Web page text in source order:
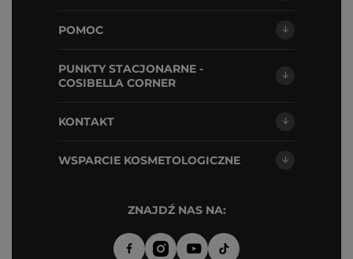
POMOC
PUNKTY STACJONARNE -
COSIBELLA CORNER
KONTAKT
WSPARCIE KOSMETOLOGICZNE
ZNAJDŹ NAS NA: